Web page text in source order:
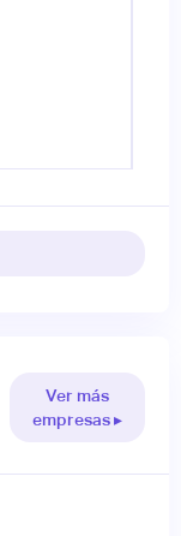
Ver más
empresas ▸